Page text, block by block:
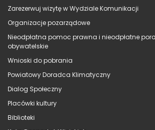
Zarezerwuj wizytę w Wydziale Komunikacji
Organizacje pozarządowe
Nieodpłatna pomoc prawna i nieodpłatne
obywatelskie
Wnioski do pobrania
Powiatowy Doradca Klimatyczny
Dialog Społeczny
Placówki kultury
Biblioteki